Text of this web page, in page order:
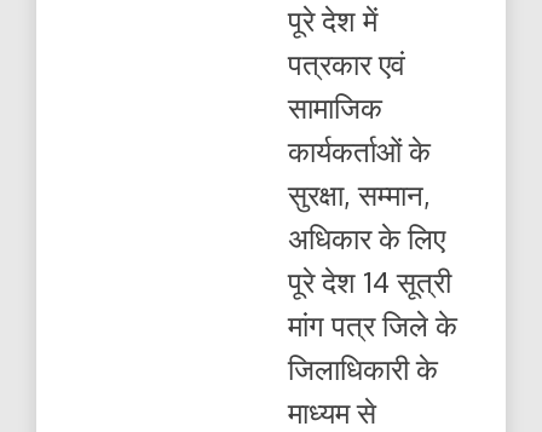
पूरे देश में
पत्रकार एवं
सामाजिक
कार्यकर्ताओं के
सुरक्षा, सम्मान,
अधिकार के लिए
पूरे देश 14 सूत्री
मांग पत्र जिले के
जिलाधिकारी के
माध्यम से